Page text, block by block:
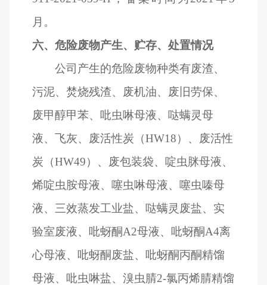
月。
六、危险废物产生、贮存、处置情况
公司产生的危险废物种类有废渣、
污泥、焚烧残渣、废机油、废旧劳保、
废甲醇甲苯、吡虫啉母液、哒螨灵母
液、飞灰、废活性炭（HW18）、废活性
炭（HW49）、废包装袋、啶虫脒母液、
烯啶虫胺母液、噻虫啉母液、噻虫嗪母
液、三效蒸发工业盐、哒螨灵废盐、实
验室废液、吡蚜酮A2母液、吡蚜酮A4离
心母液、吡蚜酮废盐、吡蚜酮丙酮精馏
母液、吡虫啉盐、溴虫腈2-氯丙烯腈精馏